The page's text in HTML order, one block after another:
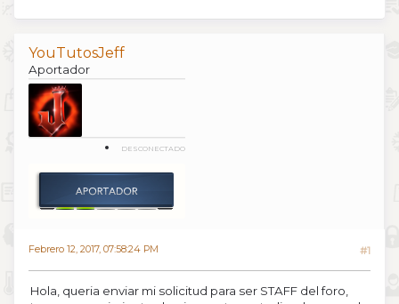
YouTutosJeff
Aportador
DESCONECTADO
Febrero 12, 2017, 07:58:24 PM #1
Hola, queria enviar mi solicitud para ser STAFF del foro,